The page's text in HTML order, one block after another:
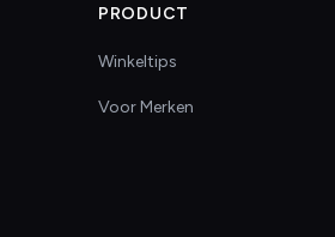
PRODUCT
Winkeltips
Voor Merken